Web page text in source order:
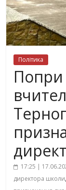
Політика
Попри
17:25 |
директора школи,